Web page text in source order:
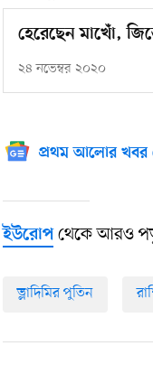
হেরেছেন মাখোঁ,
২৪ নভেম্বর ২০২০
প্রথম আলোর খবর
ইউরোপথেকে আরও
ভ্লাদিমির পুতিন